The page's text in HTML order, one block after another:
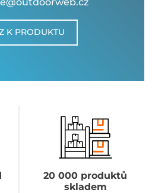
K PRODUKTU
20 000 produktů
skladem